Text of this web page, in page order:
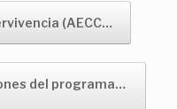
(AECC…
del programa…